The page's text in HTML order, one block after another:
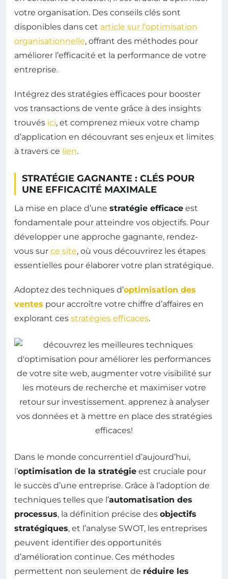
votre organisation. Des conseils clés sont
disponibles dans cet article sur l’optimisation
organisationnelle, offrant des méthodes pour
améliorer l’efficacité et la performance de votre
entreprise.
Intégrez des stratégies efficaces pour booster
vos transactions de vente grâce à des insights
trouvés ici, et comprenez mieux votre champ
d’application en découvrant ses enjeux et limites
à travers ce lien.
STRATÉGIE GAGNANTE : CLÉS POUR
UNE EFFICACITÉ MAXIMALE
La mise en place d’une stratégie efficace est
fondamentale pour atteindre vos objectifs. Pour
développer une approche gagnante, rendez-
vous sur ce site, où vous découvrirez les étapes
essentielles pour élaborer votre plan stratégique.
Adoptez des techniques d’optimisation des
ventes pour accroître votre chiffre d’affaires en
explorant ces stratégies efficaces.
Dans le monde concurrentiel d’aujourd’hui,
l’optimisation de la stratégie est cruciale pour
le succès d’une entreprise. Grâce à l’adoption de
techniques telles que l’automatisation des
processus, la définition précise des objectifs
stratégiques, et l’analyse SWOT, les entreprises
peuvent identifier des opportunités
d’amélioration continue. Ces méthodes
permettent non seulement de réduire les